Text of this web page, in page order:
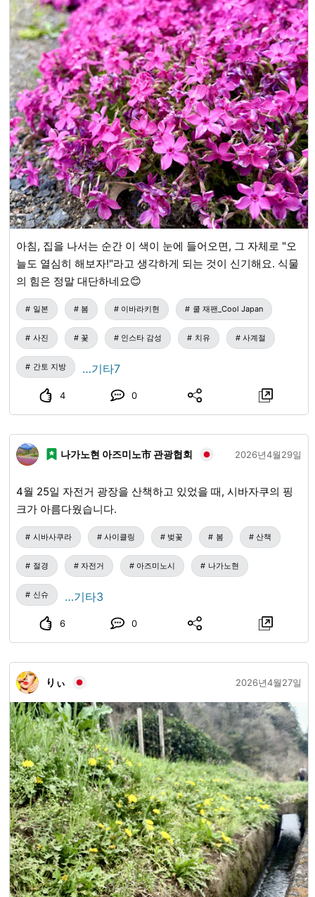
아침, 집을 나서는 순간 이 색이 눈에 들어오면, 그 자체로 "오
늘도 열심히 해보자!"라고 생각하게 되는 것이 신기해요. 식물
의 힘은 정말 대단하네요😊
일본 봄 이바라키현 쿨 재팬_Cool Japan
사진 꽃 인스타 감성 치유 사계절
간토 지방 …기타7
4 0
나가노현 아즈미노市 관광협회 2026년4월29일
4월 25일 자전거 광장을 산책하고 있었을 때, 시바자쿠의 핑
크가 아름다웠습니다.
시바사쿠라 사이클링 벚꽃 봄 산책
절경 자전거 아즈미노시 나가노현
신슈 …기타3
6 0
りぃ 2026년4월27일